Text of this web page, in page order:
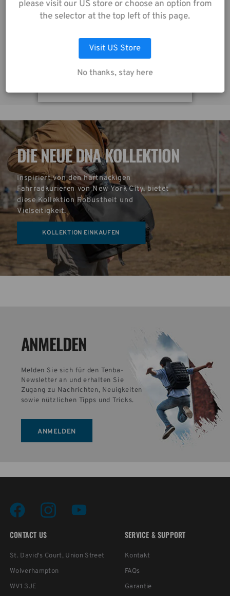
Tenba Tools 12" Wrap (Einschlagtuch) limette
ANMELDEN
Melden Sie sich für den Tenba-
Newsletter an und erhalten Sie
Zugang zu Nachrichten, Neuigkeiten
sowie nützlichen Tipps und Tricks.
ANMELDEN
DIE NEUE DNA KOLLEKTION
Inspiriert von den hartnäckigen
Fahrradkurieren von New York City, bietet
diese Kollektion Robustheit und
Vielseitigkeit.
KOLLEKTION EINKAUFEN
CONTACT US
St. David's Court, Union Street
Wolverhampton
WV1 3JE
SERVICE & SUPPORT
Kontakt
FAQs
Garantie
zu.
AUSWAHL ANPASSEN
ALLE COOKIES AKZEPTIEREN
please visit our US store or choose an option from
the selector at the top left of this page.
Visit US Store
No thanks, stay here